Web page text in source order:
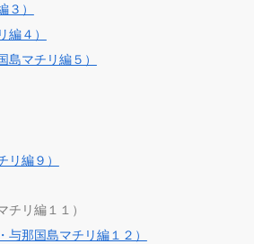
）
４）
マチリ編５）
編９）
リ編１１）
那国島マチリ編１２）